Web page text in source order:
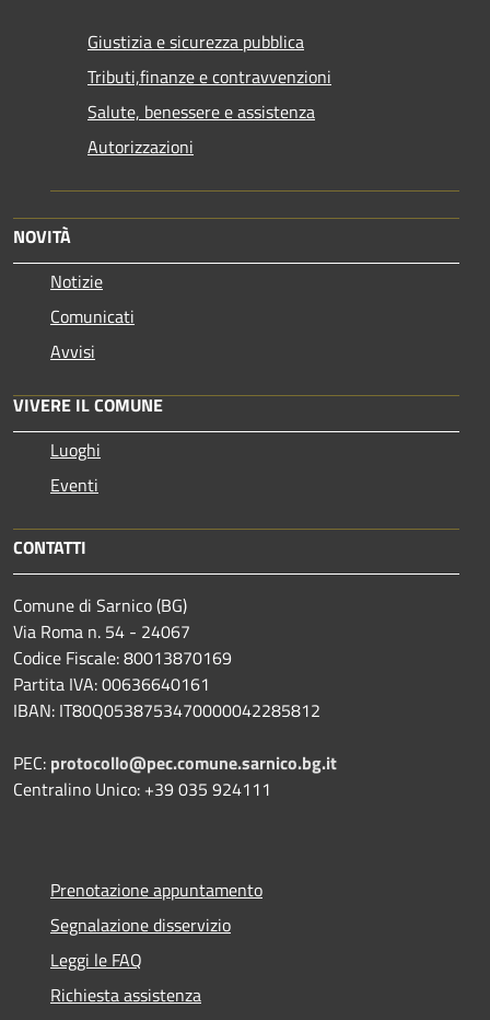
Giustizia e sicurezza pubblica
Tributi,finanze e contravvenzioni
Salute, benessere e assistenza
Autorizzazioni
NOVITÀ
Notizie
Comunicati
Avvisi
VIVERE IL COMUNE
Luoghi
Eventi
CONTATTI
Comune di Sarnico (BG)
Via Roma n. 54 - 24067
Codice Fiscale: 80013870169
Partita IVA: 00636640161
IBAN: IT80Q0538753470000042285812
PEC: protocollo@pec.comune.sarnico.bg.it
Centralino Unico: +39 035 924111
Prenotazione appuntamento
Segnalazione disservizio
Leggi le FAQ
Richiesta assistenza